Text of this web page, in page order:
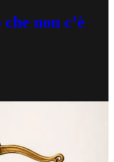
non c’è